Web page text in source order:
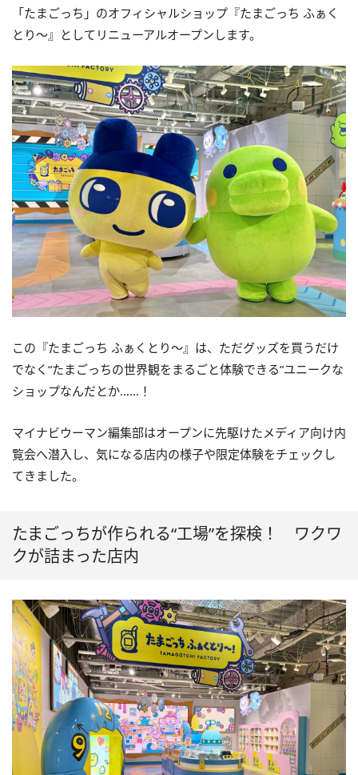
「たまごっち」のオフィシャルショップ『たまごっち ふぁく
とり～』としてリニューアルオープンします。
この『たまごっち ふぁくとり～』は、ただグッズを買うだけ
でなく“たまごっちの世界観をまるごと体験できる”ユニークな
ショップなんだとか……！
マイナビウーマン編集部はオープンに先駆けたメディア向け内
覧会へ潜入し、気になる店内の様子や限定体験をチェックし
てきました。
たまごっちが作られる“工場”を探検！ ワクワ
クが詰まった店内